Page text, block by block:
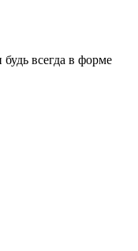
всегда в форме